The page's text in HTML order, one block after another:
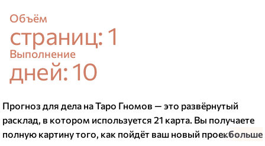
е
й
т
и
н
в
е
з
д
с
н
о
в
а
н
и
о
к
Прогноз для дела на Таро Гномов — это развёрнутый
расклад, в котором используется 21 карта. Вы получаете
полную картину того, как пойдёт ваш новый проект и что
...больше
Объём
страниц: 1
Выполнение
дней: 10